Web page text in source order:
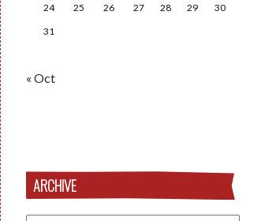
24
25 26 27 28 29
30
31
« Oct
ARCHIVE